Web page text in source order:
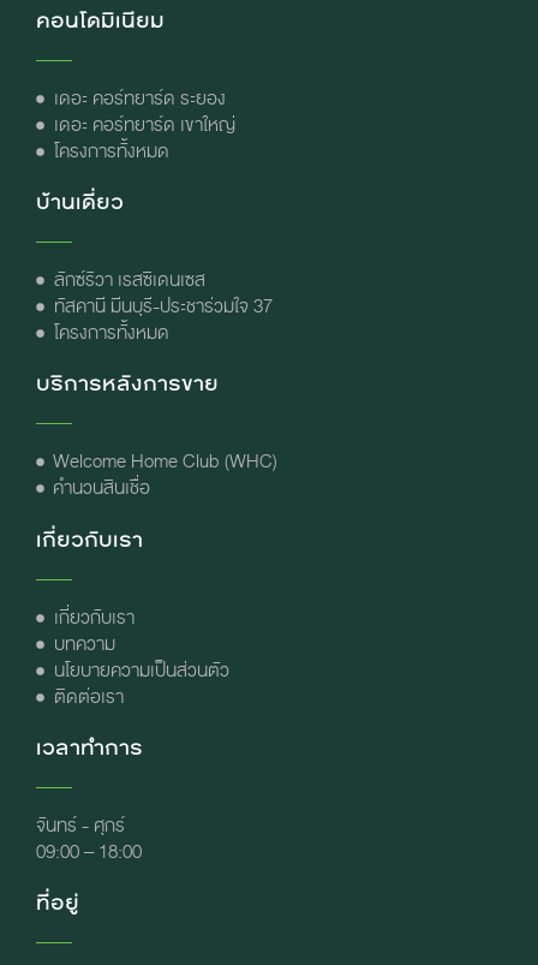
คอนโดมิเนียม
เดอะ คอร์ทยาร์ด ระยอง
เดอะ คอร์ทยาร์ด เขาใหญ่
โครงการทั้งหมด
บ้านเดี่ยว
ลักซ์ริวา เรสซิเดนเซส
ทัสคานี มีนบุรี-ประชาร่วมใจ 37
โครงการทั้งหมด
บริการหลังการขาย
Welcome Home Club (WHC)
คำนวนสินเชื่อ
เกี่ยวกับเรา
เกี่ยวกับเรา
บทความ
นโยบายความเป็นส่วนตัว
ติดต่อเรา
เวลาทำการ
จันทร์ - ศุกร์
09:00 – 18:00
ที่อยู่